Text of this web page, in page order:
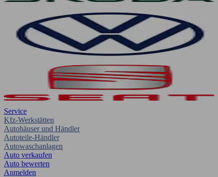
Service
Kfz-Werkstätten
Autohäuser und Händler
Autoteile-Händler
Autowaschanlagen
Auto verkaufen
Auto bewerten
Anmelden